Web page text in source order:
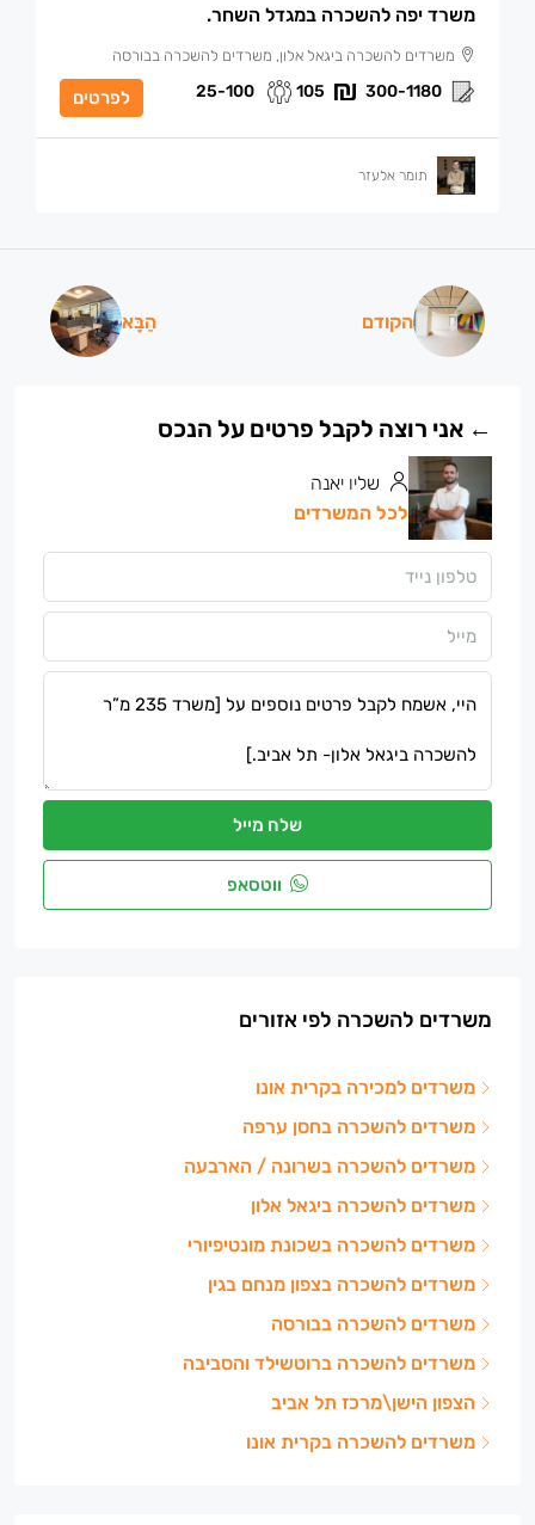
משרד יפה להשכרה במגדל השחר.
משרדים להשכרה ביגאל אלון, משרדים להשכרה בבורסה
300-1180
105
25-100 לפרטים
תומר אלעזר
הקודם הַבָּא
שליו יאנה
לכל המשרדים
שלח מייל
ווטסאפ
משרדים להשכרה לפי אזורים
משרדים למכירה בקרית אונו
משרדים להשכרה בחסן ערפה
משרדים להשכרה בשרונה / הארבעה
משרדים להשכרה ביגאל אלון
משרדים להשכרה בשכונת מונטיפיורי
משרדים להשכרה בצפון מנחם בגין
משרדים להשכרה בבורסה
משרדים להשכרה ברוטשילד והסביבה
הצפון הישן\מרכז תל אביב
משרדים להשכרה בקרית אונו